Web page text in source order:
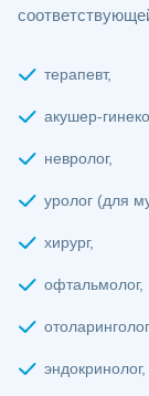
терапевт,
акушер-
невролог,
уролог (для
хирург,
офтальмолог,
отоларинголог,
эндокринолог,